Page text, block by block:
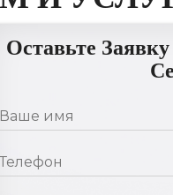
Оставьте